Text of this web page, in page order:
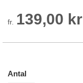
gallery
fr. 139,00 kr
Antal